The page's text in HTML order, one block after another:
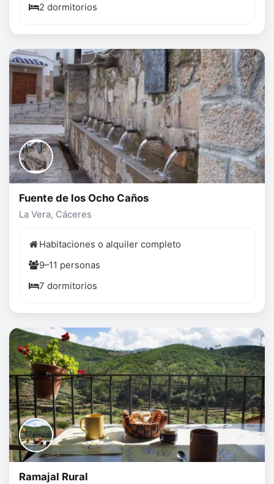
2 dormitorios
Fuente de los Ocho Caños
La Vera, Cáceres
Habitaciones o alquiler completo
9–11 personas
7 dormitorios
Ramajal Rural